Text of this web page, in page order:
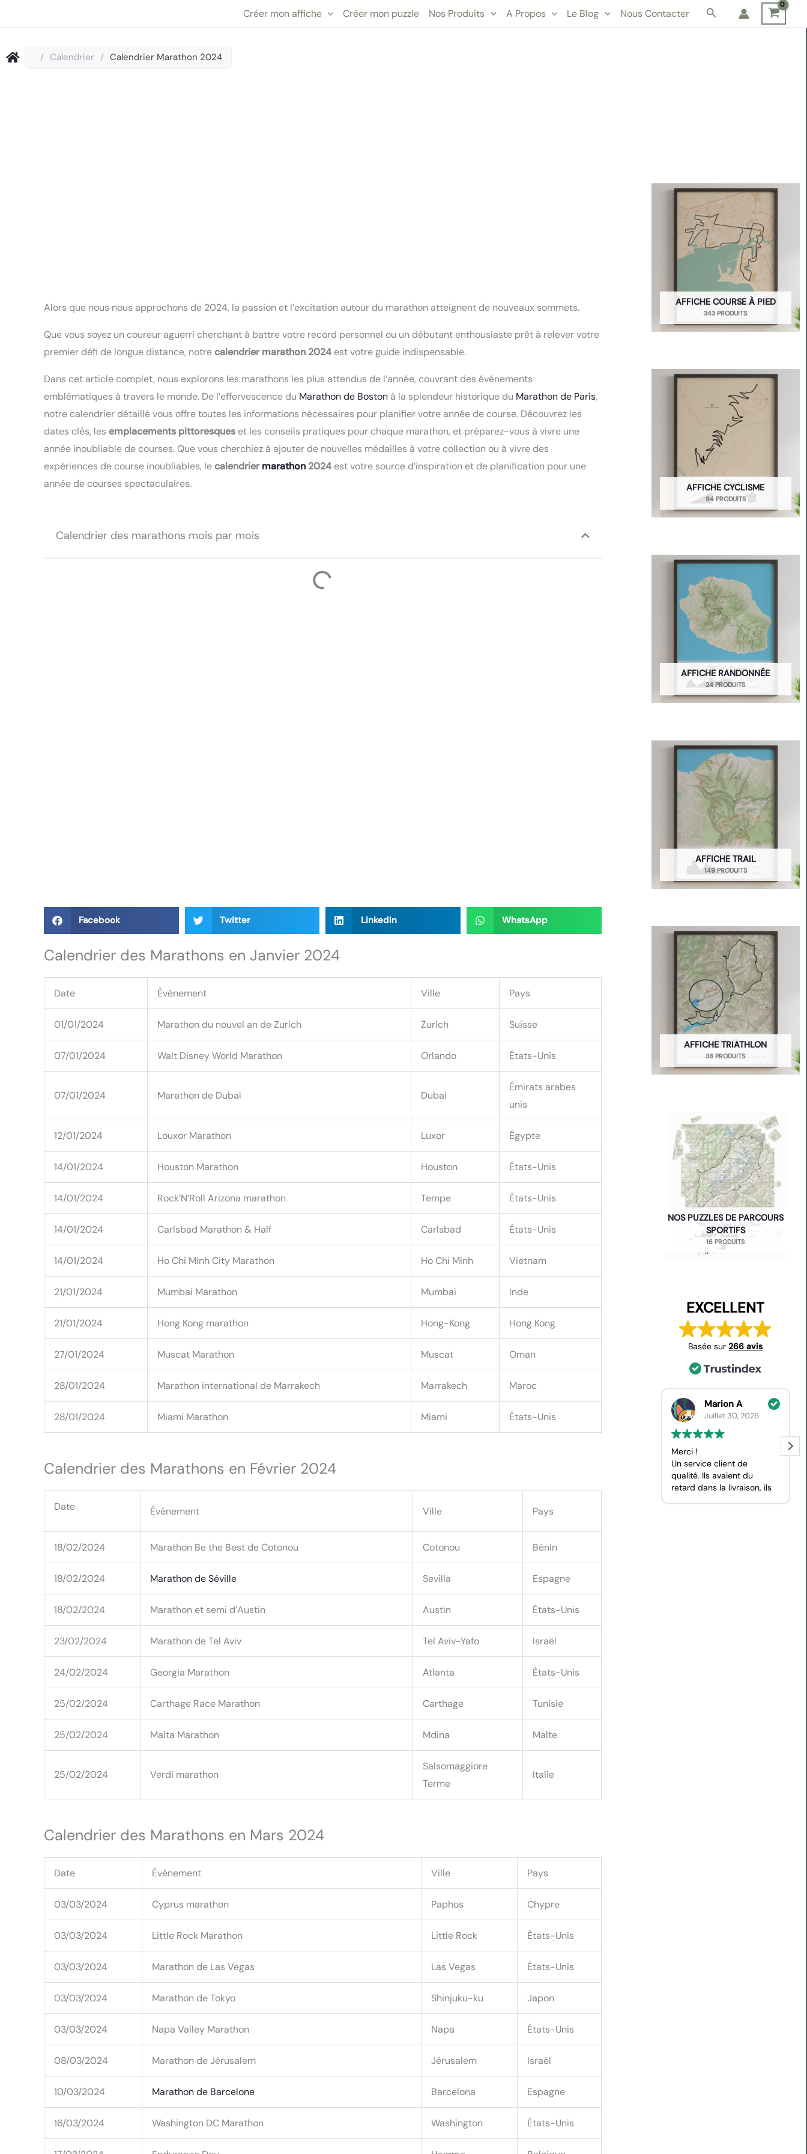
Créer mon affiche Créer mon puzzle Nos Produits A Propos Le Blog Nous Contacter Rechercher
/ Calendrier / Calendrier Marathon 2024
Alors que nous nous approchons de 2024, la passion et l’excitation autour du marathon atteignent de nouveaux sommets.
Que vous soyez un coureur aguerri cherchant à battre votre record personnel ou un débutant enthousiaste prêt à relever votre
premier défi de longue distance, notre calendrier marathon 2024 est votre guide indispensable.
Dans cet article complet, nous explorons les marathons les plus attendus de l’année, couvrant des événements
emblématiques à travers le monde. De l’effervescence du Marathon de Bostonà la splendeur historique du Marathon de Paris,
notre calendrier détaillé vous offre toutes les informations nécessaires pour planifier votre année de course. Découvrez les
dates clés, les emplacements pittoresqueset les conseils pratiques pour chaque marathon, et préparez-vous à vivre une
année inoubliable de courses. Que vous cherchiez à ajouter de nouvelles médailles à votre collection ou à vivre des
expériences de course inoubliables, le calendriermarathon2024est votre source d’inspiration et de planification pour une
année de courses spectaculaires.
Calendrier des marathons mois par mois
Facebook Twitter LinkedIn WhatsApp
Calendrier des Marathons en Janvier 2024
Date Événement Ville Pays
01/01/2024 Marathon du nouvel an de Zurich Zurich Suisse
07/01/2024 Walt Disney World Marathon Orlando États-Unis
07/01/2024 Marathon de Dubaï Dubai
Émirats arabes
unis
12/01/2024 Louxor Marathon Luxor Égypte
14/01/2024 Houston Marathon Houston États-Unis
14/01/2024 Rock’N’Roll Arizona marathon Tempe États-Unis
14/01/2024 Carlsbad Marathon & Half Carlsbad États-Unis
14/01/2024 Ho Chi Minh City Marathon Ho Chi Minh Vietnam
21/01/2024 Mumbai Marathon Mumbai Inde
21/01/2024 Hong Kong marathon Hong-Kong Hong Kong
27/01/2024 Muscat Marathon Muscat Oman
28/01/2024 Marathon international de Marrakech Marrakech Maroc
28/01/2024 Miami Marathon Miami États-Unis
Calendrier des Marathons en Février 2024
Date Événement Ville Pays
18/02/2024 Marathon Be the Best de Cotonou Cotonou Bénin
18/02/2024 Marathon de Séville Sevilla Espagne
18/02/2024 Marathon et semi d’Austin Austin États-Unis
23/02/2024 Marathon de Tel Aviv Tel Aviv-Yafo Israël
24/02/2024 Georgia Marathon Atlanta États-Unis
25/02/2024 Carthage Race Marathon Carthage Tunisie
25/02/2024 Malta Marathon Mdina Malte
25/02/2024 Verdi marathon
Salsomaggiore
Terme
Italie
Calendrier des Marathons en Mars 2024
Date Événement Ville Pays
03/03/2024 Cyprus marathon Paphos Chypre
03/03/2024 Little Rock Marathon Little Rock États-Unis
03/03/2024 Marathon de Las Vegas Las Vegas États-Unis
03/03/2024 Marathon de Tokyo Shinjuku-ku Japon
03/03/2024 Napa Valley Marathon Napa États-Unis
08/03/2024 Marathon de Jérusalem Jérusalem Israël
10/03/2024 Marathon de Barcelone Barcelona Espagne
16/03/2024 Washington DC Marathon Washington États-Unis
AFFICHE COURSE À PIED
343 PRODUITS
AFFICHE CYCLISME
94 PRODUITS
AFFICHE RANDONNÉE
24 PRODUITS
AFFICHE TRAIL
149 PRODUITS
AFFICHE TRIATHLON
38 PRODUITS
NOS PUZZLES DE PARCOURS
SPORTIFS
16 PRODUITS
EXCELLENT
Basée sur266 avis
m’ont prevenu et ont fait
temps.
Juillet 28, 2026
Tout. C'est simple à
, le personnel est très
réactif et à l'écoute pour
les modifications. C'est